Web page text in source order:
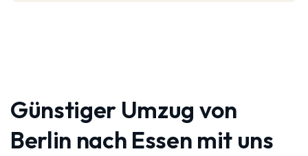
Günstiger Umzug von
Berlin nach Essen mit uns